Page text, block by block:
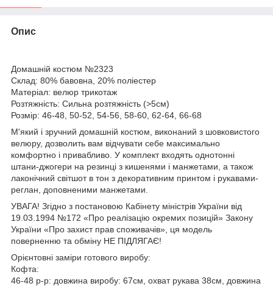
Опис
Домашній костюм №2323
Склад: 80% бавовна, 20% поліестер
Матеріал: велюр трикотаж
Розтяжність: Сильна розтяжність (>5см)
Розмір: 46-48, 50-52, 54-56, 58-60, 62-64, 66-68
М'який і зручний домашній костюм, виконаний з шовковистого
велюру, дозволить вам відчувати себе максимально
комфортно і привабливо. У комплект входять однотонні
штани-джогери на резинці з кишенями і манжетами, а також
лаконічний світшот в тон з декоративним принтом і рукавами-
реглан, доповненими манжетами.
УВАГА! Згідно з постановою Кабінету міністрів України від
19.03.1994 №172 «Про реалізацію окремих позицій» Закону
України «Про захист прав споживачів», ця модель
поверненню та обміну НЕ ПІДЛЯГАЄ!
Орієнтовні заміри готового виробу:
Кофта:
46-48 р-р: довжина виробу: 67см, охват рукава 38см, довжина